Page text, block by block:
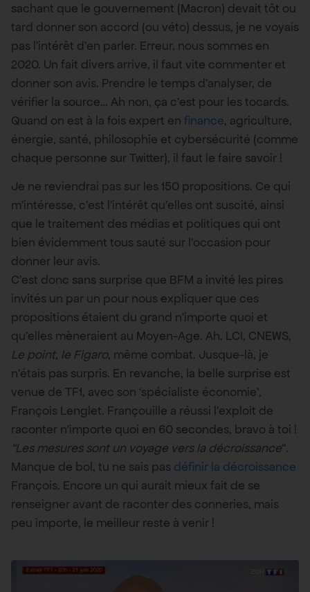
sachant que le gouvernement (Macron) devait tôt ou
tard donner son accord (ou véto) dessus, je ne voyais
pas l’intérêt d’en parler. Erreur, nous sommes en
2020. Un fait divers arrive, il faut vite commenter et
donner son avis. Prendre le temps d’analyser, de
vérifier la source… Ah non, ça c’est pour les tocards.
Quand on est à la fois expert en finance, agriculture,
énergie, santé, philosophie et cybersécurité (comme
chaque personne sur Twitter), il faut le faire savoir !
Je ne reviendrai pas sur les 150 propositions. Ce qui
m’intéresse, c’est l’intérêt qu’elles ont suscité, ainsi
que le traitement des médias et politiques qui ont
bien évidemment tous sauté sur l’occasion pour
donner leur avis.
C’est donc sans surprise que BFM a invité les pires
invités un par un pour nous expliquer que ces
propositions étaient du grand n’importe quoi et
qu’elles mèneraient au Moyen-Age. Ah. LCI, CNEWS,
Le point, le Figaro, même combat. Jusque-là, je
n’étais pas surpris. En revanche, la belle surprise est
venue de TF1, avec son ‘spécialiste économie’,
François Lenglet. Françouille a réussi l’exploit de
raconter n’importe quoi en 60 secondes, bravo à toi !
“Les mesures sont un voyage vers la décroissance“.
Manque de bol, tu ne sais pas définir la décroissance
François. Encore un qui aurait mieux fait de se
renseigner avant de raconter des conneries, mais
peu importe, le meilleur reste à venir !